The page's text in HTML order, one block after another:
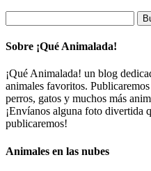
Sobre ¡Qué Animalada!
¡Qué Animalada! un blog
animales favoritos.
perros, gatos y muchos más
¡Envíanos alguna foto divertida
publicaremos!
Animales en las nubes